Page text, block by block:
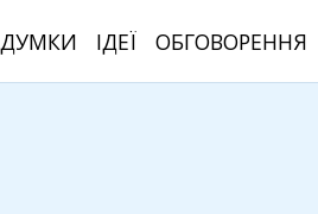
ДУМКИ ІДЕЇ ОБГОВОРЕННЯ